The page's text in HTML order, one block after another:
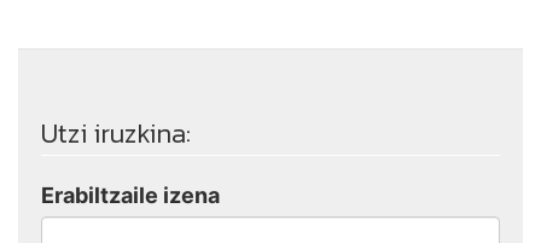
Utzi iruzkina:
Erabiltzaile izena